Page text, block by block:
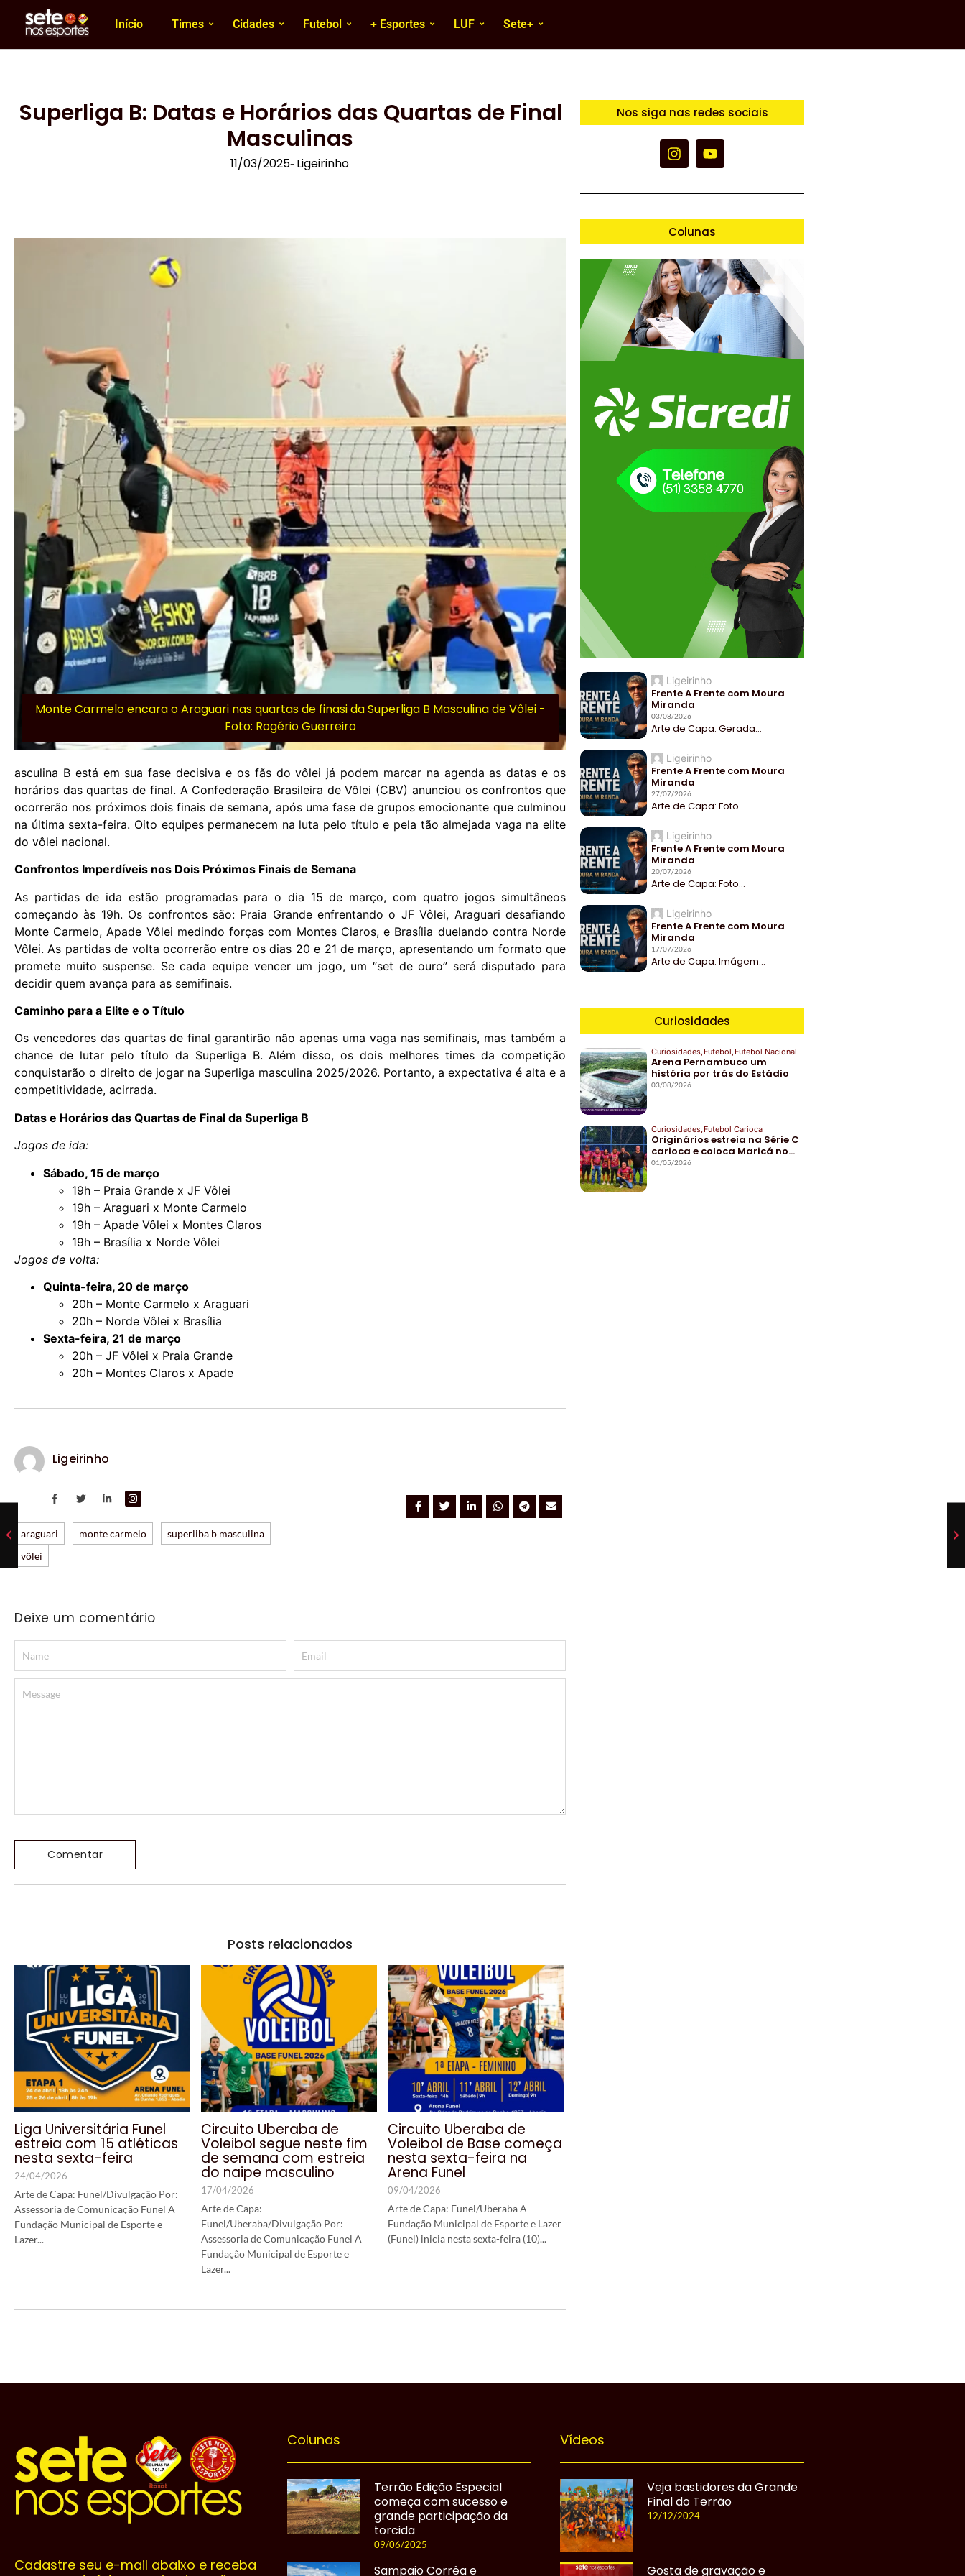
Início Times Cidades Futebol + Esportes LUF Sete+
Superliga B: Datas e Horários das Quartas de Final
Masculinas
11/03/2025- Ligeirinho
Monte Carmelo encara o Araguari nas quartas de finasi da Superliga B Masculina de Vôlei -
Foto: Rogério Guerreiro
asculina B está em sua fase decisiva e os fãs do vôlei já podem marcar na agenda as datas e os
horários das quartas de final. A Confederação Brasileira de Vôlei (CBV) anunciou os confrontos que
ocorrerão nos próximos dois finais de semana, após uma fase de grupos emocionante que culminou
na última sexta-feira. Oito equipes permanecem na luta pelo título e pela tão almejada vaga na elite
do vôlei nacional.
Confrontos Imperdíveis nos Dois Próximos Finais de Semana
As partidas de ida estão programadas para o dia 15 de março, com quatro jogos simultâneos
começando às 19h. Os confrontos são: Praia Grande enfrentando o JF Vôlei, Araguari desafiando
Monte Carmelo, Apade Vôlei medindo forças com Montes Claros, e Brasília duelando contra Norde
Vôlei. As partidas de volta ocorrerão entre os dias 20 e 21 de março, apresentando um formato que
promete muito suspense. Se cada equipe vencer um jogo, um “set de ouro” será disputado para
decidir quem avança para as semifinais.
Caminho para a Elite e o Título
Os vencedores das quartas de final garantirão não apenas uma vaga nas semifinais, mas também a
chance de lutar pelo título da Superliga B. Além disso, os dois melhores times da competição
conquistarão o direito de jogar na Superliga masculina 2025/2026. Portanto, a expectativa é alta e a
competitividade, acirrada.
Datas e Horários das Quartas de Final da Superliga B
Jogos de ida:
Sábado, 15 de março
19h – Praia Grande x JF Vôlei
19h – Araguari x Monte Carmelo
19h – Apade Vôlei x Montes Claros
19h – Brasília x Norde Vôlei
Jogos de volta:
Quinta-feira, 20 de março
20h – Monte Carmelo x Araguari
20h – Norde Vôlei x Brasília
Sexta-feira, 21 de março
20h – JF Vôlei x Praia Grande
20h – Montes Claros x Apade
Ligeirinho
araguari monte carmelo
superliba b masculina
vôlei
Deixe um comentário
Posts relacionados
Liga Universitária Funel
estreia com 15 atléticas
nesta sexta-feira
24/04/2026
Arte de Capa: Funel/Divulgação Por:
Assessoria de Comunicação Funel A
Fundação Municipal de Esporte e
Lazer...
Circuito Uberaba de
Voleibol segue neste fim
de semana com estreia
do naipe masculino
17/04/2026
Arte de Capa:
Funel/Uberaba/Divulgação Por:
Assessoria de Comunicação Funel A
Fundação Municipal de Esporte e
Lazer...
Circuito Uberaba de
Voleibol de Base começa
nesta sexta-feira na
Arena Funel
09/04/2026
Arte de Capa: Funel/Uberaba A
Fundação Municipal de Esporte e Lazer
(Funel) inicia nesta sexta-feira (10)...
Nos siga nas redes sociais
Colunas
Ligeirinho
Frente A Frente com Moura
Miranda
03/08/2026
Arte de Capa: Gerada...
Ligeirinho
Frente A Frente com Moura
Miranda
27/07/2026
Arte de Capa: Foto...
Ligeirinho
Frente A Frente com Moura
Miranda
20/07/2026
Arte de Capa: Foto...
Ligeirinho
Frente A Frente com Moura
Miranda
17/07/2026
Arte de Capa: Imágem...
Curiosidades
Curiosidades Futebol Futebol Nacional
Arena Pernambuco um
história por trás do Estádio
03/08/2026
Curiosidades Futebol Carioca
Originários estreia na Série C
carioca e coloca Maricá no…
01/05/2026
Cadastre seu e-mail abaixo e receba
Colunas
Terrão Edição Especial
começa com sucesso e
grande participação da
torcida
09/06/2025
Sampaio Corrêa e
Vídeos
Veja bastidores da Grande
Final do Terrão
12/12/2024
Gosta de gravação e